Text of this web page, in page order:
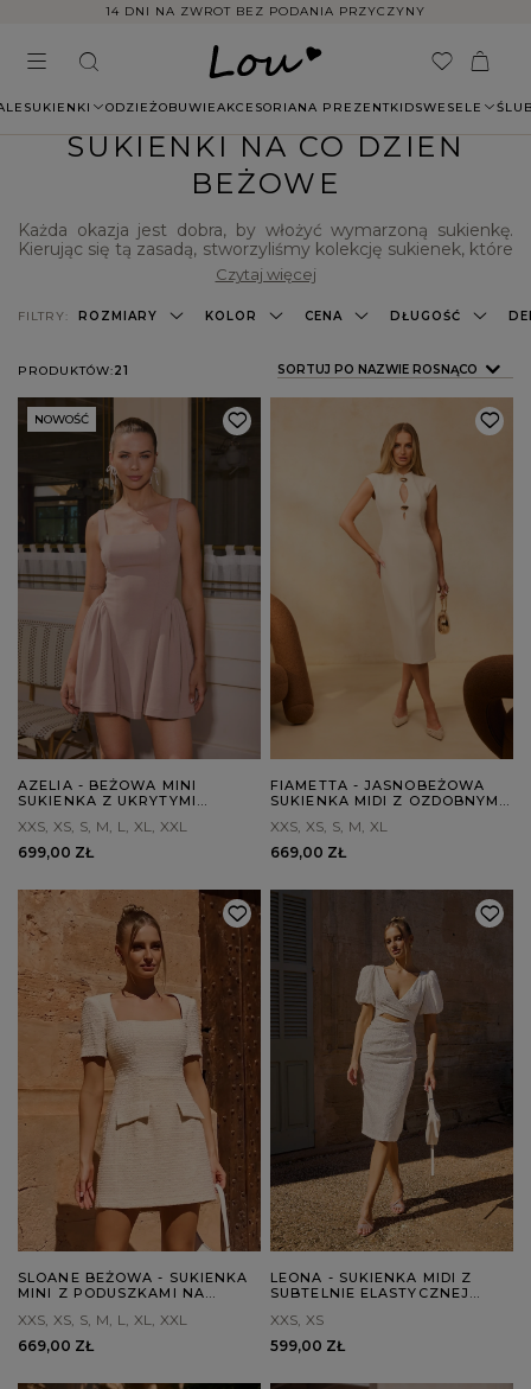
14 DNI NA ZWROT BEZ PODANIA PRZYCZYNY
SUKIENKI ODZIEŻOBUWIEAKCESORIANA PREZENTKIDSWESELE
SUKIENKI NA CO DZIEŃ
BEŻOWE
Każda okazja jest dobra, by włożyć wymarzoną sukienkę.
Kierując się tą zasadą, stworzyliśmy kolekcję sukienek, które
idealnie sprawdzą się na weselu, romantycznej randce czy
biznesowym spotkaniu. Na stronie naszego sklepu
znajdziesz też modnesukienki casualowe w wielu
kobiecych fasonach, kolorach i rozmiarach. Jedną z naszych
różnych odsłonach. Koniecznie zapoznaj się z naszą ofertą i
sprawdź sama co jeszcze dla Ciebie przygotowaliśmy!
Czytaj więcej
PRODUKTÓW:21 ZMIEŃ SORTOWANIE
SORTUJ PO NAZWIE ROSNĄCO
FILTRY: ROZMIARY KOLOR CENA DŁUGOŚĆ
NOWOŚĆ
AZELIA - BEŻOWA MINI
SUKIENKA Z UKRYTYMI
XXS XS S M L XL XXL
699,00 ZŁ
FIAMETTA - JASNOBEŻOWA
SUKIENKA MIDI Z OZDOBNYMI
XXS XS S M XL
669,00 ZŁ
SLOANE BEŻOWA - SUKIENKA
MINI Z PODUSZKAMI NA
XXS XS S M L XL
XXL
669,00 ZŁ
LEONA - SUKIENKA MIDI Z
SUBTELNIE ELASTYCZNEJ
XXS XS
599,00 ZŁ